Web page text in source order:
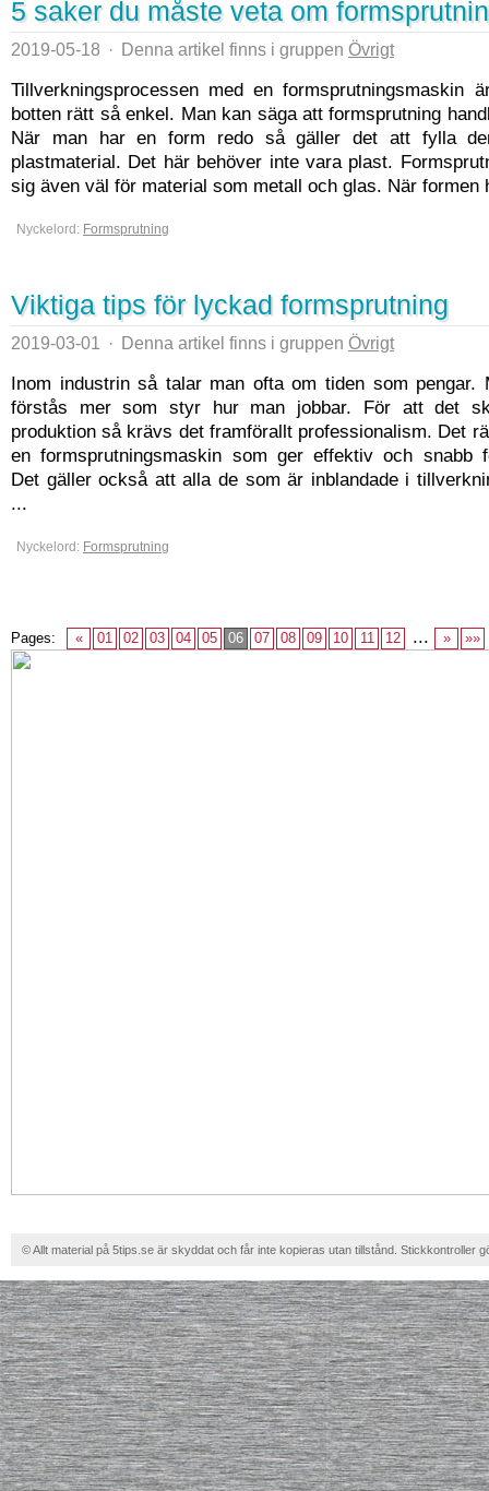
5 saker du måste veta om
2019-05-18 · Denna artikel finns i gruppen Övrigt
Tillverkningsprocessen med en formsprutningsmaskin
botten rätt så enkel. Man kan säga att formsprutning
När man har en form redo så gäller det att fylla
plastmaterial. Det här behöver inte vara plast.
sig även väl för material som metall och glas. När formen
Nyckelord: Formsprutning
Viktiga tips för lyckad formsprutning
2019-03-01 · Denna artikel finns i gruppen Övrigt
Inom industrin så talar man ofta om tiden som pengar.
förstås mer som styr hur man jobbar. För att det
produktion så krävs det framförallt professionalism. Det
en formsprutningsmaskin som ger effektiv och snabb
Det gäller också att alla de som är inblandade i
...
Nyckelord: Formsprutning
Pages: « 01 02 03 04 05 06 07 08 09 10 11 12 ... » »»
© Allt material på 5tips.se är skyddat och får inte kopieras utan tillstånd. Stickkontroller